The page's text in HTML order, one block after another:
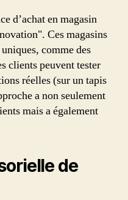
d’achat en magasin
Ces magasins
comme des
clients peuvent tester
réelles (sur un tapis
a non seulement
mais a également
de